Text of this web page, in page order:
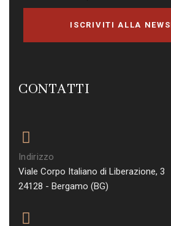
ISCRIVITI ALLA
CONTATTI
Indirizzo
Viale Corpo Italiano di Liberazione, 3
24128 - Bergamo (BG)